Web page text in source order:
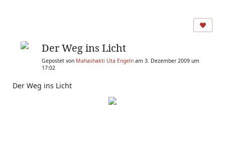
Der Weg ins Licht
Gepostet von Mahashakti Uta Engeln am 3. Dezember 2009 um
17:02
Der Weg ins Licht